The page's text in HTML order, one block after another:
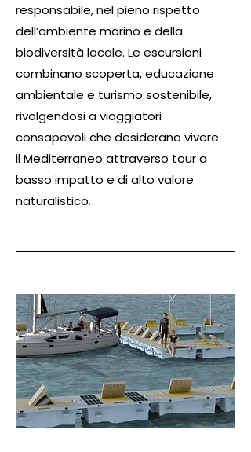
responsabile, nel pieno rispetto
dell’ambiente marino e della
biodiversità locale. Le escursioni
combinano scoperta, educazione
ambientale e turismo sostenibile,
rivolgendosi a viaggiatori
consapevoli che desiderano vivere
il Mediterraneo attraverso tour a
basso impatto e di alto valore
naturalistico.